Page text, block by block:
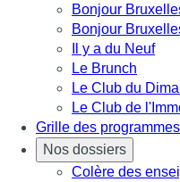
Bonjour
Bonjour
Il y a du Neuf
Le Brunch
Le Club du
Le Club de
Grille des programmes
Nos dossiers
Colère des